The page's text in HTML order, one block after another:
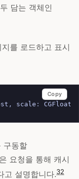
담는 객체인
를 로드하고 표시
, scale : CGFloat
Copy
구동할
요청을 통해 캐시
고 설명합니다.32